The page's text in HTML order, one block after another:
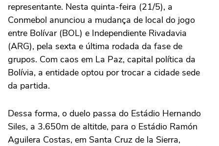
representante. Nesta quinta-feira (21/5), a
Conmebol anunciou a mudança de local do jogo
entre Bolívar (BOL) e Independiente Rivadavia
(ARG), pela sexta e última rodada da fase de
grupos. Com caos em La Paz, capital política da
Bolívia, a entidade optou por trocar a cidade sede
da partida.
Dessa forma, o duelo passa do Estádio Hernando
Siles, a 3.650m de altitde, para o Estádio Ramón
Aguilera Costas, em Santa Cruz de la Sierra,